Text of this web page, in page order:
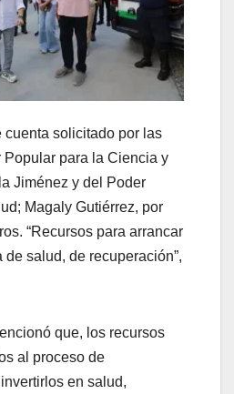
cuenta solicitado por las
Popular para la Ciencia y
Jiménez y del Poder
Magaly Gutiérrez, por
“Recursos para arrancar
salud, de recuperación”,
que, los recursos
al proceso de
en salud,